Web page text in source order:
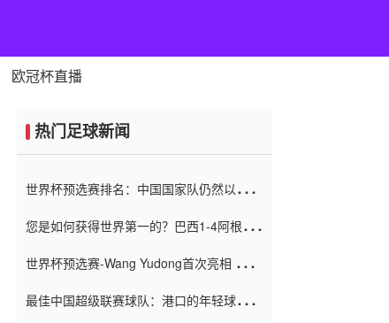
欧冠杯直播
热门足球新闻
世界杯预选赛排名：中国国家队仍然以6分
您是如何获得世界第一的？巴西1-4阿根
世界杯预选赛-Wang Yudong首次亮相 中国
最佳中国超级联赛球队：港口的年轻球员在